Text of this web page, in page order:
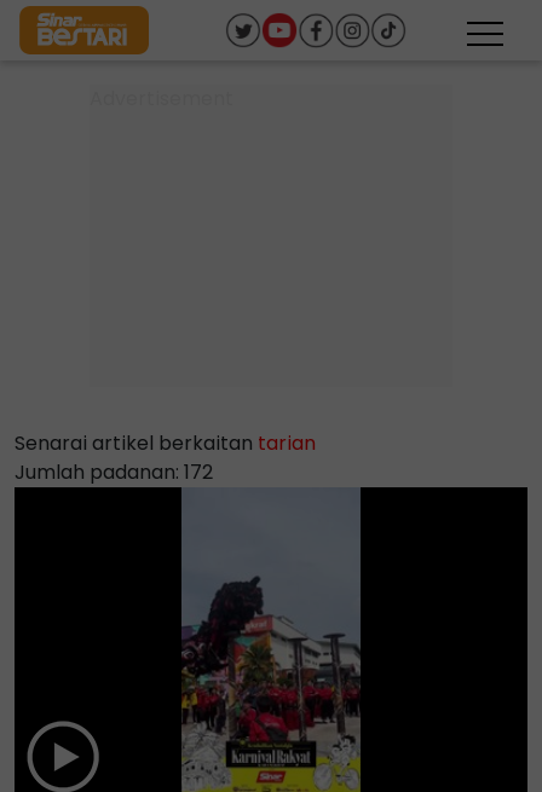
Senarai artikel berkaitan tarian
Jumlah padanan: 172